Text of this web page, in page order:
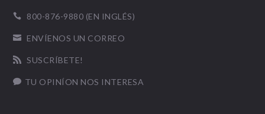
 800-876-9880 (EN INGLÉS)
 ENVÍENOS UN CORREO
 SUSCRÍBETE!
 TU OPINÍON NOS INTERESA